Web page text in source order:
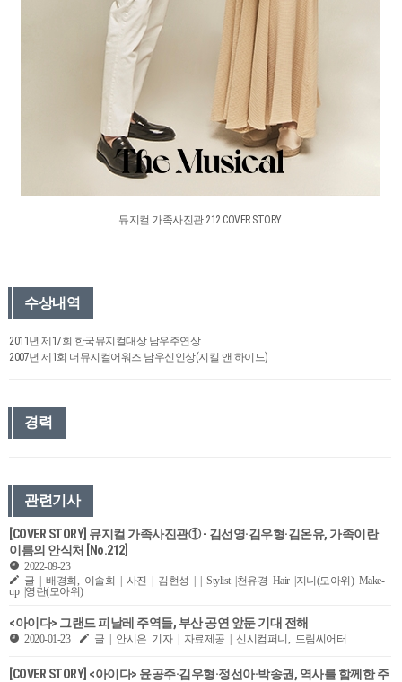
뮤지컬 가족사진관 212 COVER STORY
수상내역
2011년 제17회 한국뮤지컬대상 남우주연상
2007년 제1회 더뮤지컬어워즈 남우신인상(지킬 앤 하이드)
경력
관련기사
[COVER STORY] 뮤지컬 가족사진관① - 김선영·김우형·김온유, 가족이란
이름의 안식처 [No.212]
2022-09-23
글 | 배경희, 이솔희 | 사진 | 김현성 | | Stylist |천유경 Hair |지니(모아위) Make-
up |영란(모아위)
<아이다> 그랜드 피날레 주역들, 부산 공연 앞둔 기대 전해
2020-01-23 글 | 안시은 기자 | 자료제공 | 신시컴퍼니, 드림씨어터
[COVER STORY] <아이다> 윤공주·김우형·정선아·박송권, 역사를 함께한 주